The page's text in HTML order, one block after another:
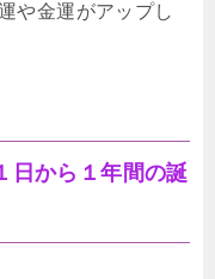
や金運がアップし
日から１年間の誕